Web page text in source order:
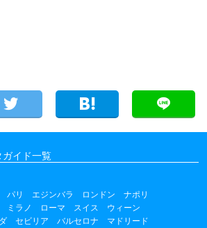
イド一覧
パリ エジンバラ ロンドン
ナポリ
ミラノ ローマ スイス
ウィーン
セビリア バルセロナ
マドリード